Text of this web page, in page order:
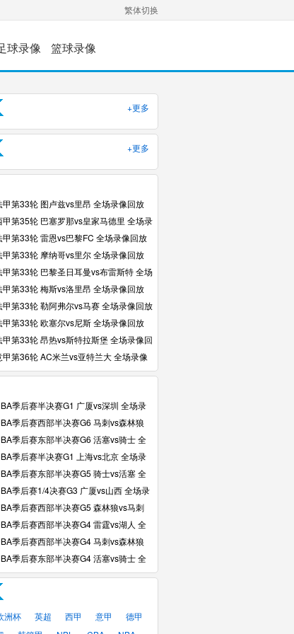
繁体切换
球录像 篮球录像
+更多
+更多
第33轮 图卢兹vs里昂 全场录像回放
第35轮 巴塞罗那vs皇家马德里 全场录
第33轮 雷恩vs巴黎FC 全场录像回放
第33轮 摩纳哥vs里尔 全场录像回放
第33轮 巴黎圣日耳曼vs布雷斯特 全场
第33轮 梅斯vs洛里昂 全场录像回放
第33轮 勒阿弗尔vs马赛 全场录像回放
第33轮 欧塞尔vs尼斯 全场录像回放
第33轮 昂热vs斯特拉斯堡 全场录像回
第36轮 AC米兰vs亚特兰大 全场录像
季后赛半决赛G1 广厦vs深圳 全场录
季后赛西部半决赛G6 马刺vs森林狼
季后赛东部半决赛G6 活塞vs骑士 全
季后赛半决赛G1 上海vs北京 全场录
季后赛东部半决赛G5 骑士vs活塞 全
季后赛1/4决赛G3 广厦vs山西 全场录
季后赛西部半决赛G5 森林狼vs马刺
季后赛西部半决赛G4 雷霆vs湖人 全
季后赛西部半决赛G4 马刺vs森林狼
季后赛东部半决赛G4 活塞vs骑士 全
洲杯 英超 西甲 意甲
德甲